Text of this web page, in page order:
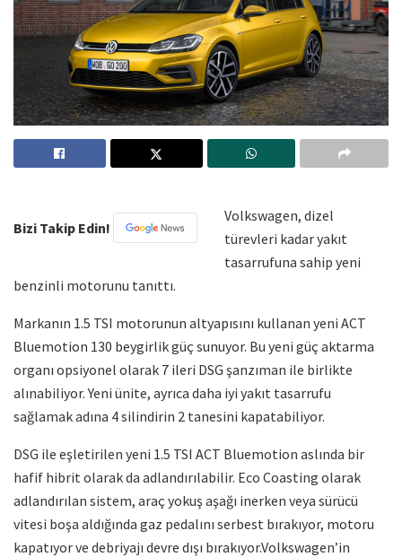
Bizi Takip Edin!
Volkswagen, dizel
türevleri kadar yakıt
tasarrufuna sahip yeni
benzinli motorunu tanıttı.
Markanın 1.5 TSI motorunun altyapısını kullanan yeni ACT
Bluemotion 130 beygirlik güç sunuyor. Bu yeni güç aktarma
organı opsiyonel olarak 7 ileri DSG şanzıman ile birlikte
alınabiliyor. Yeni ünite, ayrıca daha iyi yakıt tasarrufu
sağlamak adına 4 silindirin 2 tanesini kapatabiliyor.
DSG ile eşletirilen yeni 1.5 TSI ACT Bluemotion aslında bir
hafif hibrit olarak da adlandırılabilir. Eco Coasting olarak
adlandırılan sistem, araç yokuş aşağı inerken veya sürücü
vitesi boşa aldığında gaz pedalını serbest bırakıyor, motoru
kapatıyor ve debriyajı devre dışı bırakıyor.Volkswagen’in